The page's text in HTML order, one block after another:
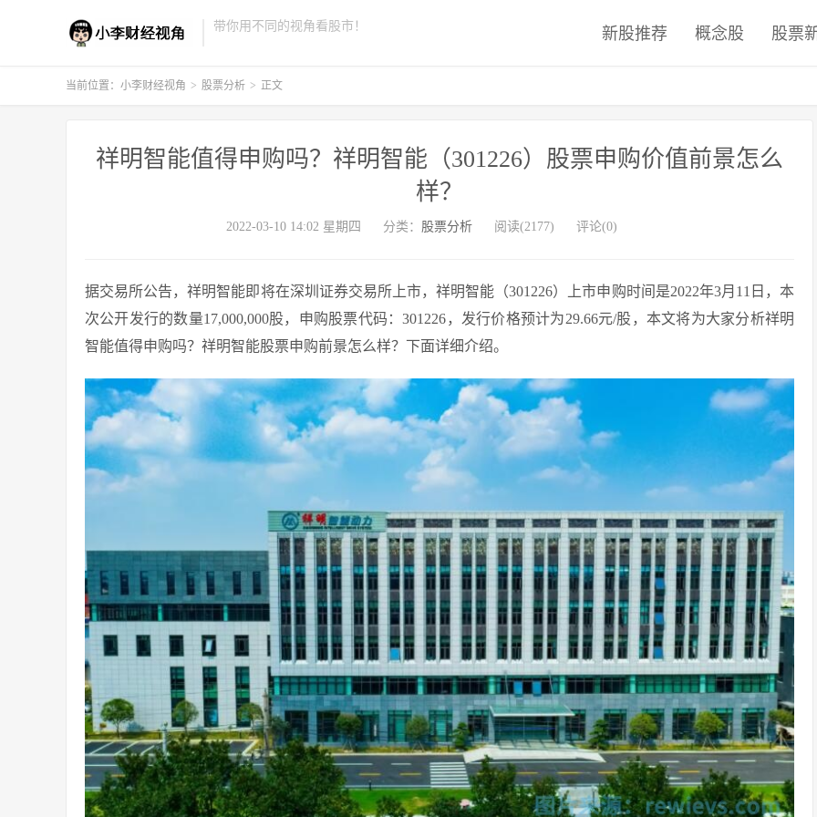
带你用不同的视角看股市！ 新股推荐 概念股 股票
当前位置： 小李财经视角 > 股票分析 > 正文
祥明智能值得申购吗？祥明智能（301226）股票申购价值前景怎么
样？
2022-03-10 14:02 星期四 分类： 股票分析 阅读(2177) 评论(0)
据交易所公告，祥明智能即将在深圳证券交易所上市，祥明智能（301226）上市申购时间是2022年3月11日，本
次公开发行的数量17,000,000股，申购股票代码：301226，发行价格预计为29.66元/股，本文将为大家分析祥明
智能值得申购吗？祥明智能股票申购前景怎么样？下面详细介绍。